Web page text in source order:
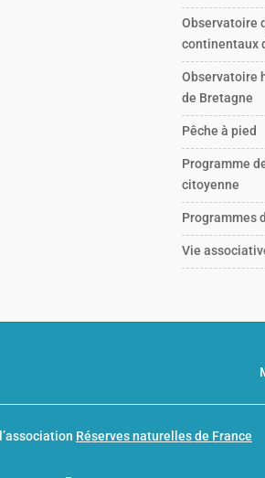
Observatoire
continentaux
Observatoire
de Bretagne
Pêche à pied
Programme
citoyenne
Programmes
Vie
Réserves naturelles de France